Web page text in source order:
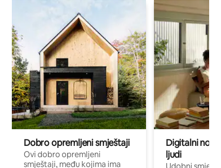
Dobro opremljeni smještaji
Ovi dobro opremljeni
smještaji, među kojima ima
Digitalni
ljudi